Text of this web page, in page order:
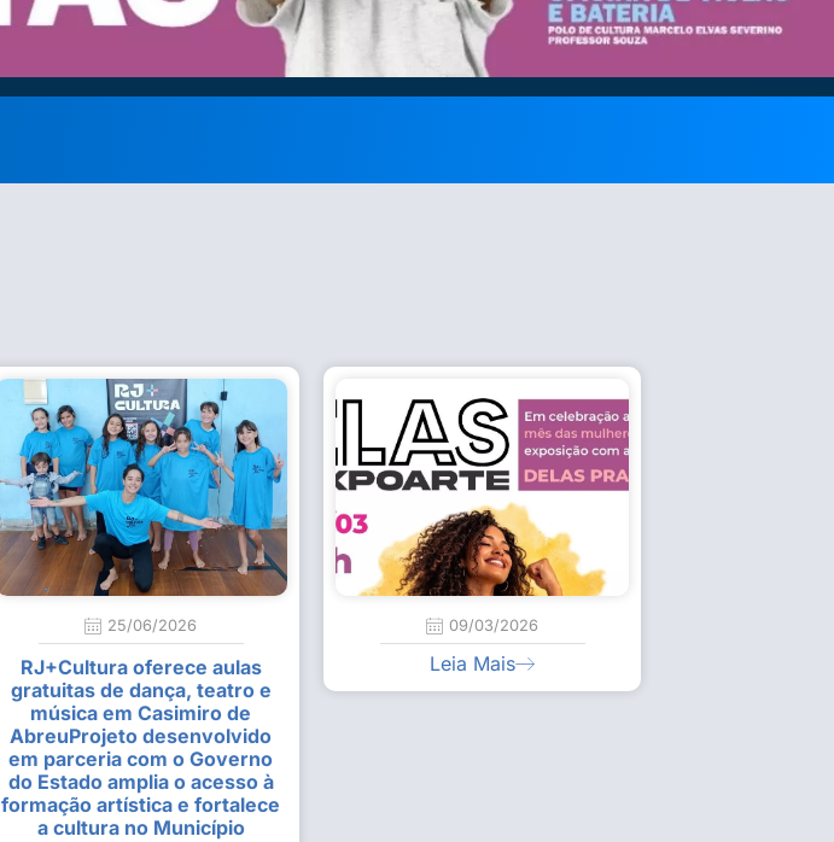
Estudantes vivenciam experiência artística em visita guiada à exposição “Em
Busca do Divino”, em Rio Dourado
9 de julho de 2026
Leia Mais
25/06/2026
RJ+Cultura oferece aulas
gratuitas de dança, teatro e
música em Casimiro de
AbreuProjeto desenvolvido
em parceria com o Governo
do Estado amplia o acesso à
formação artística e fortalece
a cultura no Município
09/03/2026
Leia Mais